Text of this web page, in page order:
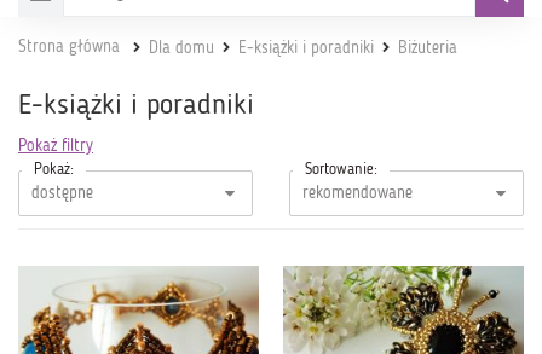
Strona główna Dla domu E-książki i poradniki Biżuteria
E-książki i poradniki
Pokaż filtry
Pokaż: Sortowanie: